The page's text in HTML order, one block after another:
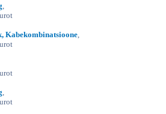
Kabekombinatsioone